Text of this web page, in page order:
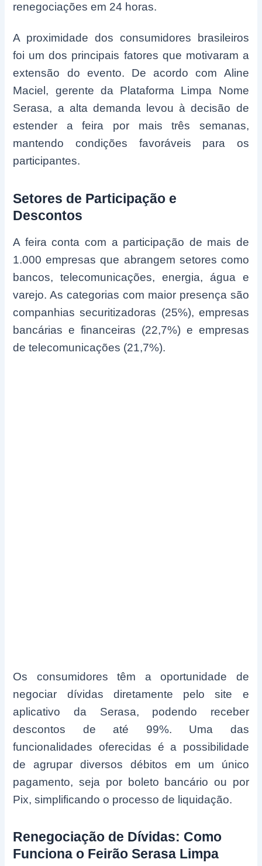
renegociações em 24 horas.
A proximidade dos consumidores brasileiros
foi um dos principais fatores que motivaram a
extensão do evento. De acordo com Aline
Maciel, gerente da Plataforma Limpa Nome
Serasa, a alta demanda levou à decisão de
estender a feira por mais três semanas,
mantendo condições favoráveis para os
participantes.
Setores de Participação e
Descontos
A feira conta com a participação de mais de
1.000 empresas que abrangem setores como
bancos, telecomunicações, energia, água e
varejo. As categorias com maior presença são
companhias securitizadoras (25%), empresas
bancárias e financeiras (22,7%) e empresas
de telecomunicações (21,7%).
Os consumidores têm a oportunidade de
negociar dívidas diretamente pelo site e
aplicativo da Serasa, podendo receber
descontos de até 99%. Uma das
funcionalidades oferecidas é a possibilidade
de agrupar diversos débitos em um único
pagamento, seja por boleto bancário ou por
Pix, simplificando o processo de liquidação.
Renegociação de Dívidas: Como
Funciona o Feirão Serasa Limpa